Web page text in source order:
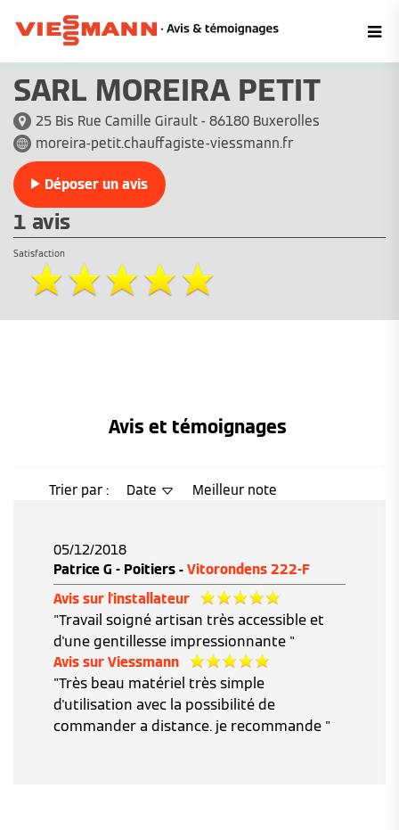
SARL MOREIRA PETIT
25 Bis Rue Camille Girault - 86180 Buxerolles
moreira-petit.chauffagiste-viessmann.fr
Déposer un avis
1 avis
Satisfaction
Avis et témoignages
Trier par : Date Meilleur note
05/12/2018
Patrice G - Poitiers - Vitorondens 222-F
Avis sur l'installateur
"Travail soigné artisan très accessible et
d'une gentillesse impressionnante "
Avis sur Viessmann
"Très beau matériel très simple
d'utilisation avec la possibilité de
commander a distance. je recommande "